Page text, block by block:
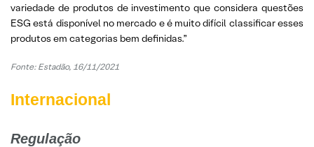
variedade de produtos de investimento que considera questões
ESG está disponível no mercado e é muito difícil classificar esses
produtos em categorias bem definidas.”
Fonte: Estadão, 16/11/2021
Internacional
Regulação